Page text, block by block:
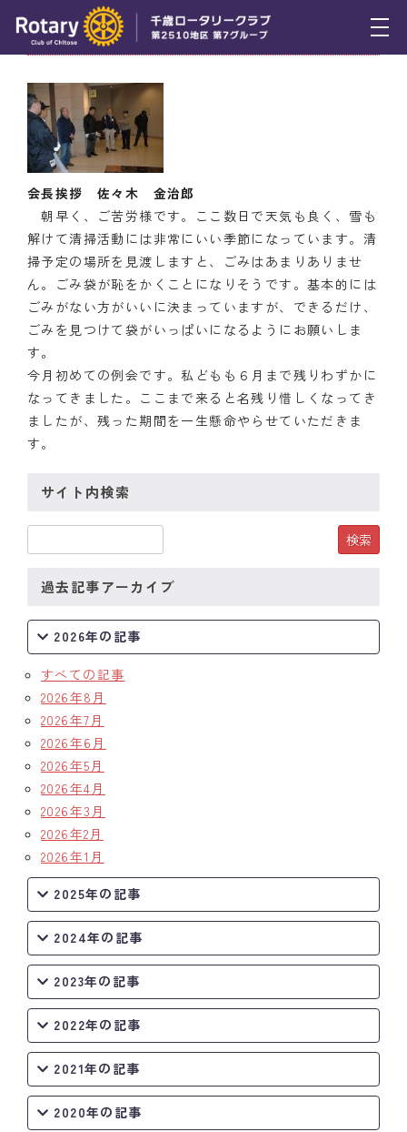
例会報告
活動報告
理事会報告
スケジュール
年間プログラム
木曜会
組織図
クラブのあゆみ
クラブの歴史
歴代会長・幹事
記念誌
リンク集
情報公開
入会のご案内
4月7日（木） 会長挨拶
会長挨拶 佐々木 金治郎
朝早く、ご苦労様です。ここ数日で天気も良く、雪も
解けて清掃活動には非常にいい季節になっています。清
掃予定の場所を見渡しますと、ごみはあまりありませ
ん。ごみ袋が恥をかくことになりそうです。基本的には
ごみがない方がいいに決まっていますが、できるだけ、
ごみを見つけて袋がいっぱいになるようにお願いしま
す。
今月初めての例会です。私どもも６月まで残りわずかに
なってきました。ここまで来ると名残り惜しくなってき
ましたが、残った期間を一生懸命やらせていただきま
す。
サイト内検索
過去記事アーカイブ
2026年の記事
すべての記事
2026年8月
2026年7月
2026年6月
2026年5月
2026年4月
2026年3月
2026年2月
2026年1月
2025年の記事
2024年の記事
2023年の記事
2022年の記事
2021年の記事
2020年の記事